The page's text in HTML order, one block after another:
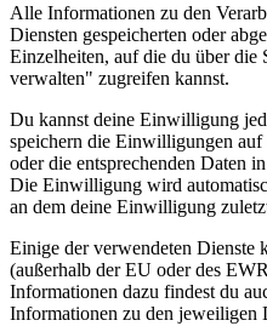
Alle Informationen zu den
Diensten gespeicherten oder
Einzelheiten, auf die du über
verwalten" zugreifen kannst.
Du kannst deine Einwilligung
speichern die Einwilligungen
oder die entsprechenden Daten
Die Einwilligung wird
an dem deine Einwilligung
Einige der verwendeten Dienste
(außerhalb der EU oder des
Informationen dazu findest du
Informationen zu den jeweiligen